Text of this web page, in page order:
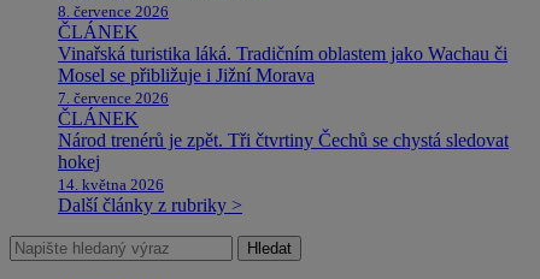
8. července 2026
ČLÁNEK
Vinařská turistika láká. Tradičním oblastem jako Wachau či
Mosel se přibližuje i Jižní Morava
7. července 2026
ČLÁNEK
Národ trenérů je zpět. Tři čtvrtiny Čechů se chystá sledovat
hokej
14. května 2026
Další články z rubriky >
Hledat